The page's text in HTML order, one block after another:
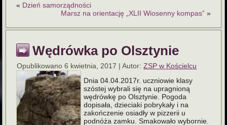
« Dzień samorządności
Marsz na orientację „XLII Wiosenny kompas”»
Wędrówka po Olsztynie
Opublikowano 6 kwietnia, 2017 |Autor: ZSP w Kościelcu
Dnia 04.04.2017r. uczniowie klasy
szóstej wybrali się na upragnioną
wędrówkę po Olsztynie. Pogoda
dopisała, dzieciaki pobrykały i na
zakończenie osiadły w pizzerii u
podnóża zamku. Smakowało wybornie.